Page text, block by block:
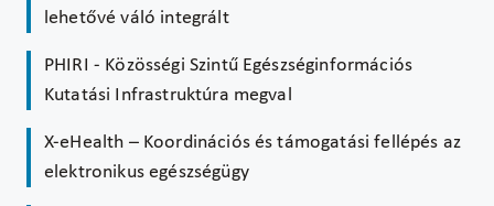
lehetővé váló integrált
PHIRI - Közösségi Szintű Egészséginformációs
Kutatási Infrastruktúra megval
X-eHealth – Koordinációs és támogatási fellépés az
elektronikus egészségügy